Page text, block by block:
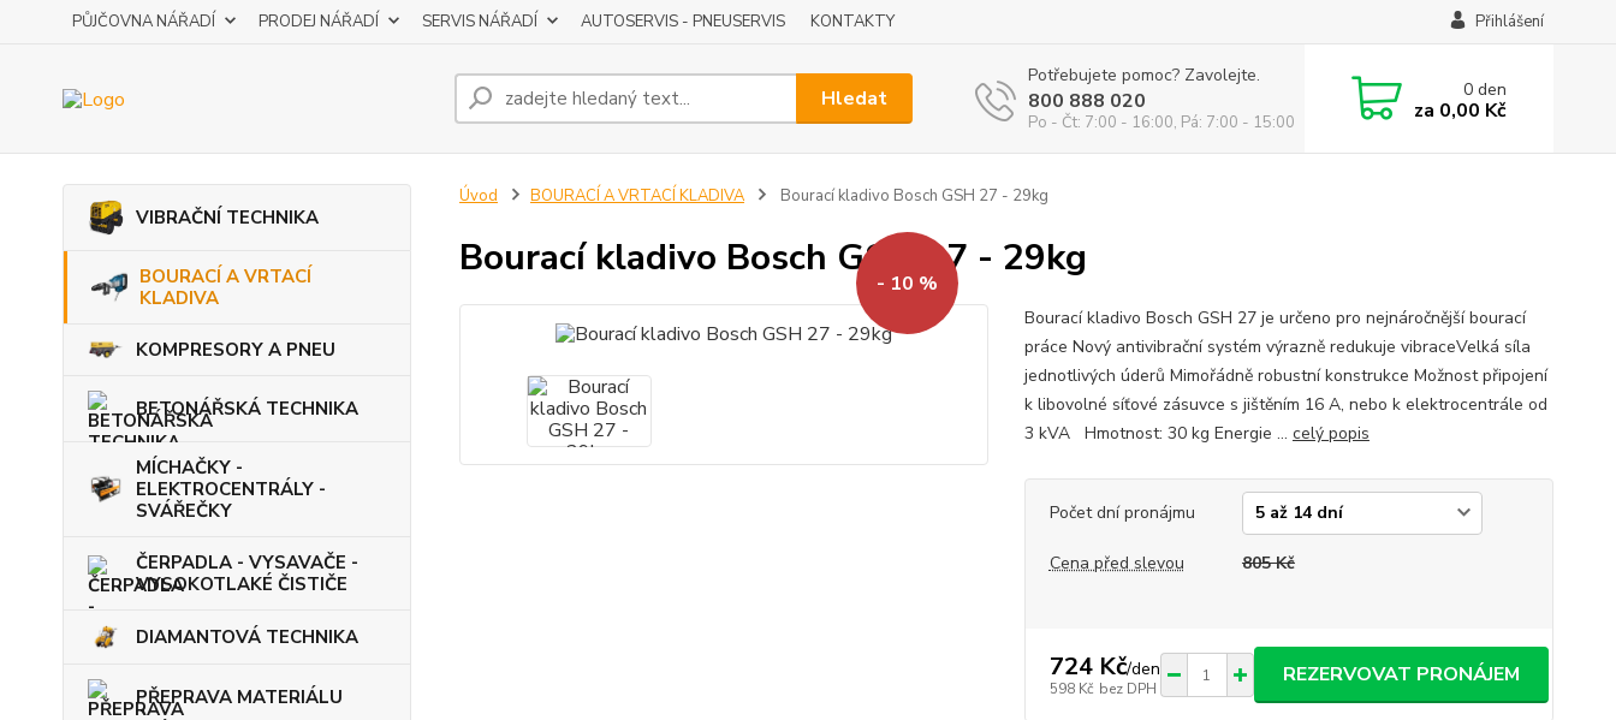
PŮJČOVNA NÁŘADÍ PRODEJ NÁŘADÍ SERVIS NÁŘADÍ AUTOSERVIS - PNEUSERVIS KONTAKTY Přihlášení
Hledat
Potřebujete pomoc? Zavolejte.
800 888 020
Po - Čt: 7:00 - 16:00, Pá: 7:00 - 15:00
0den
za 0,00 Kč
VIBRAČNÍ TECHNIKA
BOURACÍ A VRTACÍ
KLADIVA
KOMPRESORY A PNEU
BETONÁŘSKÁ TECHNIKA
MÍCHAČKY -
ELEKTROCENTRÁLY -
SVÁŘEČKY
ČERPADLA - VYSAVAČE -
VYSOKOTLAKÉ ČISTIČE
DIAMANTOVÁ TECHNIKA
PŘEPRAVA MATERIÁLU
Úvod BOURACÍ A VRTACÍ KLADIVA Bourací kladivo Bosch GSH 27 - 29kg
Bourací kladivo Bosch GSH 27 - 29kg
- 10 %
Bourací kladivo Bosch GSH 27 je určeno pro nejnáročnější bourací
práce Nový antivibrační systém výrazně redukuje vibraceVelká síla
jednotlivých úderů Mimořádně robustní konstrukce Možnost připojení
k libovolné síťové zásuvce s jištěním 16 A, nebo k elektrocentrále od
3 kVA Hmotnost: 30 kg Energie ... celý popis
Počet dní pronájmu
Cena před slevou 805 Kč
724 Kč/den
598 Kč bez DPH
REZERVOVAT PRONÁJEM